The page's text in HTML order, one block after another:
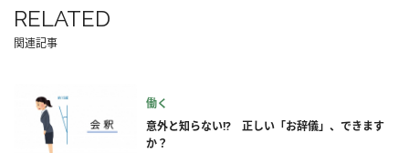
RELATED
関連記事
働く
意外と知らない!? 正しい「お辞儀」、できます
か？